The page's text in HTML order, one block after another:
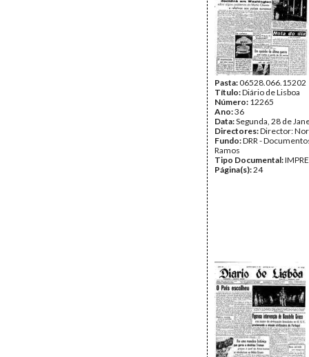
Pasta:06528.066.15202
Título:Diário de Lisboa
Número: 12265
Ano:36
Data:Segunda, 28 de
Directores:Director:
Fundo:DRR -
Ramos
Tipo Documental:
Página(s):24